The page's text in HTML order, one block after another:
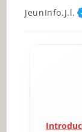
Post
JeunInfo.J.l.